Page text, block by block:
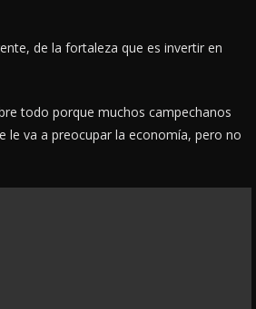
de la fortaleza que es invertir en
todo porque muchos campechanos
le va a preocupar la economía, pero no